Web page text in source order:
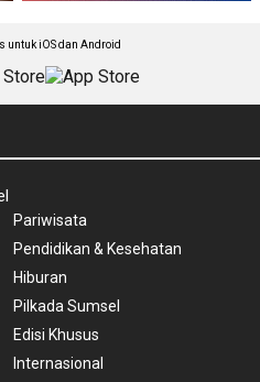
untuk iOS dan Android
Pariwisata
Pendidikan & Kesehatan
Hiburan
Pilkada Sumsel
Edisi Khusus
Internasional